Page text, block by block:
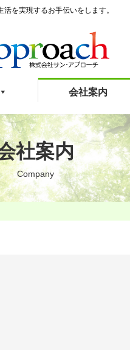
を実現するお手伝いをします。
会社案内
社案内
Company